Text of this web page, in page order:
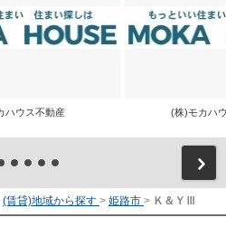
ハウス不動産 (株)モカハ
(賃貸)地域から探す > 姫路市 > Ｋ＆ＹⅢ